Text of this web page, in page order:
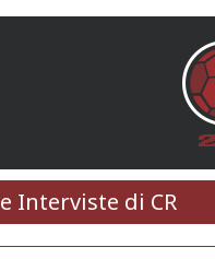
Interviste di CR